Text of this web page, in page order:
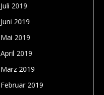
Juli 2019
Juni 2019
Mai 2019
April 2019
März 2019
Februar 2019